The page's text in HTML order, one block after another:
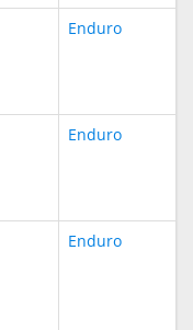
Enduro
Enduro
Enduro